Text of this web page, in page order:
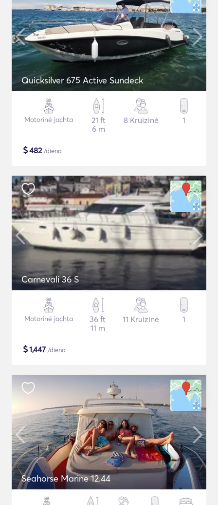
Quicksilver 675 Active Sundeck
Motorinė jachta
21 ft
6 m
8 Kruizinė 1
$482/diena
Carnevali 36 S
Motorinė jachta
36 ft
11 m
11 Kruizinė 1
$1,447 /diena
Seahorse Marine 12.44